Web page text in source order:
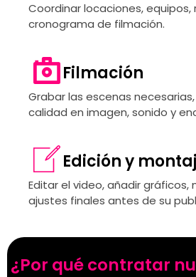
Coordinar locaciones, equipos,
cronograma de filmación.
Filmación
Grabar las escenas
calidad en imagen, sonido y
Edición y
Editar el video, añadir gráficos,
ajustes finales antes de su
¿Por qué contratar